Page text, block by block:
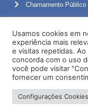
Chamamento Público
Portal do Servidor
Webmail
Administração
Usamos cookies em
experiência mais
e visitas repetidas. Ao
concorda com o uso
você pode visitar
fornecer um
Configurações Cookies